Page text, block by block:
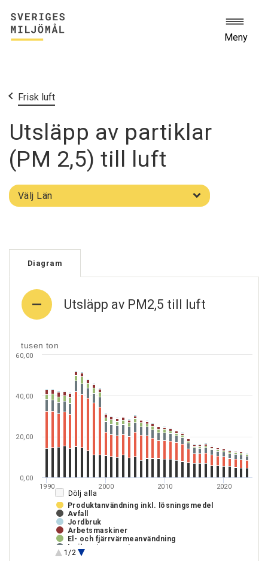
Meny
Start
Miljömålen
Frisk luft
Utsläpp av partiklar
(PM 2,5) till luft
Välj
län
Välj Län
Diagram
Utsläpp av PM2,5 till luft
Dölj alla
2000
1990 2010 2020
Produktanvändning inkl. lösningsmedel
Avfall
Jordbruk
Arbetsmaskiner
El- och fjärrvärmeanvändning
Inrikes transporter
Industri
1/2
0,00
20,00
40,00
60,00
tusen ton